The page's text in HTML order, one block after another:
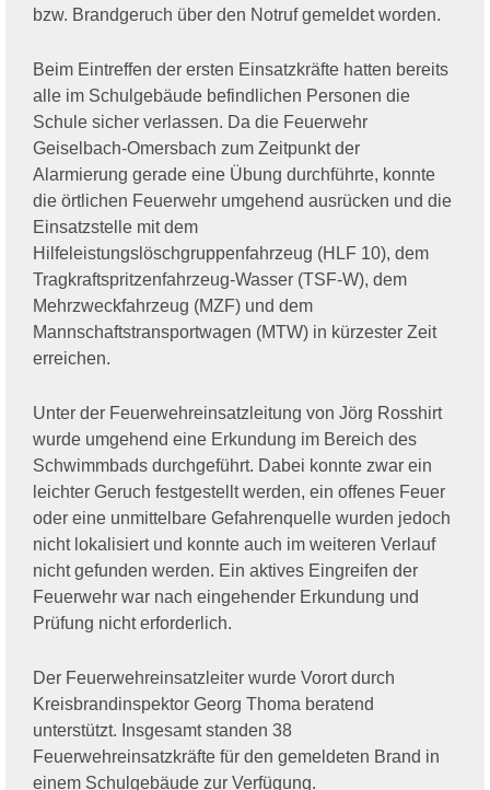
bzw. Brandgeruch über den Notruf gemeldet worden.
Beim Eintreffen der ersten Einsatzkräfte hatten bereits
alle im Schulgebäude befindlichen Personen die
Schule sicher verlassen. Da die Feuerwehr
Geiselbach-Omersbach zum Zeitpunkt der
Alarmierung gerade eine Übung durchführte, konnte
die örtlichen Feuerwehr umgehend ausrücken und die
Einsatzstelle mit dem
Hilfeleistungslöschgruppenfahrzeug (HLF 10), dem
Tragkraftspritzenfahrzeug-Wasser (TSF-W), dem
Mehrzweckfahrzeug (MZF) und dem
Mannschaftstransportwagen (MTW) in kürzester Zeit
erreichen.
Unter der Feuerwehreinsatzleitung von Jörg Rosshirt
wurde umgehend eine Erkundung im Bereich des
Schwimmbads durchgeführt. Dabei konnte zwar ein
leichter Geruch festgestellt werden, ein offenes Feuer
oder eine unmittelbare Gefahrenquelle wurden jedoch
nicht lokalisiert und konnte auch im weiteren Verlauf
nicht gefunden werden. Ein aktives Eingreifen der
Feuerwehr war nach eingehender Erkundung und
Prüfung nicht erforderlich.
Der Feuerwehreinsatzleiter wurde Vorort durch
Kreisbrandinspektor Georg Thoma beratend
unterstützt. Insgesamt standen 38
Feuerwehreinsatzkräfte für den gemeldeten Brand in
einem Schulgebäude zur Verfügung.